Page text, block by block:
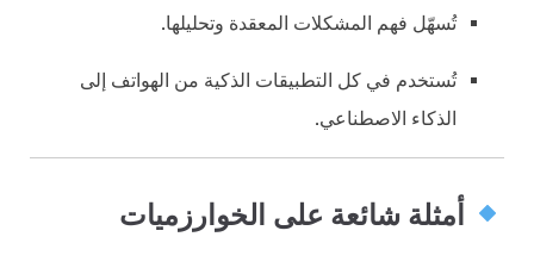
تُسهّل فهم المشكلات المعقدة وتحليلها.
تُستخدم في كل التطبيقات الذكية من الهواتف إلى
الذكاء الاصطناعي.
أمثلة شائعة على الخوارزميات